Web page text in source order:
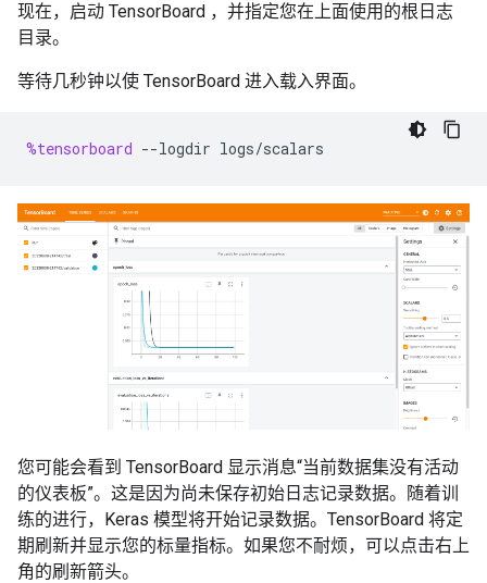
现在，启动 TensorBoard ，并指定您在上面使用的根日志
目录。
等待几秒钟以使 TensorBoard 进入载入界面。
%tensorboard --logdir logs/scalars
您可能会看到 TensorBoard 显示消息“当前数据集没有活动
的仪表板”。这是因为尚未保存初始日志记录数据。随着训
练的进行，Keras 模型将开始记录数据。TensorBoard 将定
期刷新并显示您的标量指标。如果您不耐烦，可以点击右上
角的刷新箭头。